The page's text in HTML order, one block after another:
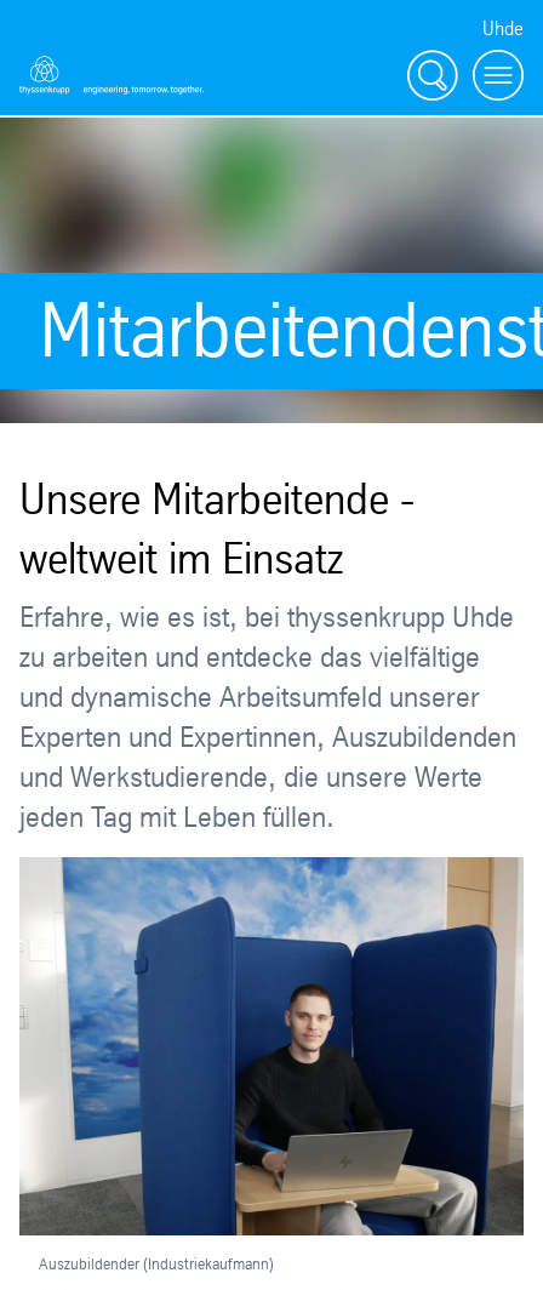
Uhde
Suche
Menu
Unsere Mitarbeitende -
weltweit im Einsatz
Erfahre, wie es ist, bei thyssenkrupp Uhde
zu arbeiten und entdecke das vielfältige
und dynamische Arbeitsumfeld unserer
Experten und Expertinnen, Auszubildenden
und Werkstudierende, die unsere Werte
jeden Tag mit Leben füllen.
Auszubildender (Industriekaufmann)